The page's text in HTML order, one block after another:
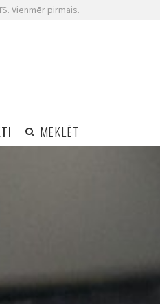
Vienmēr pirmais.
MEKLĒT